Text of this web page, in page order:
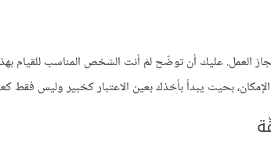
العمل. عليك أن توضّح لمَ أنت الشخص المناسب للقيام
بحيث يبدأ بأخذك بعين الاعتبار كخبير وليس فقط